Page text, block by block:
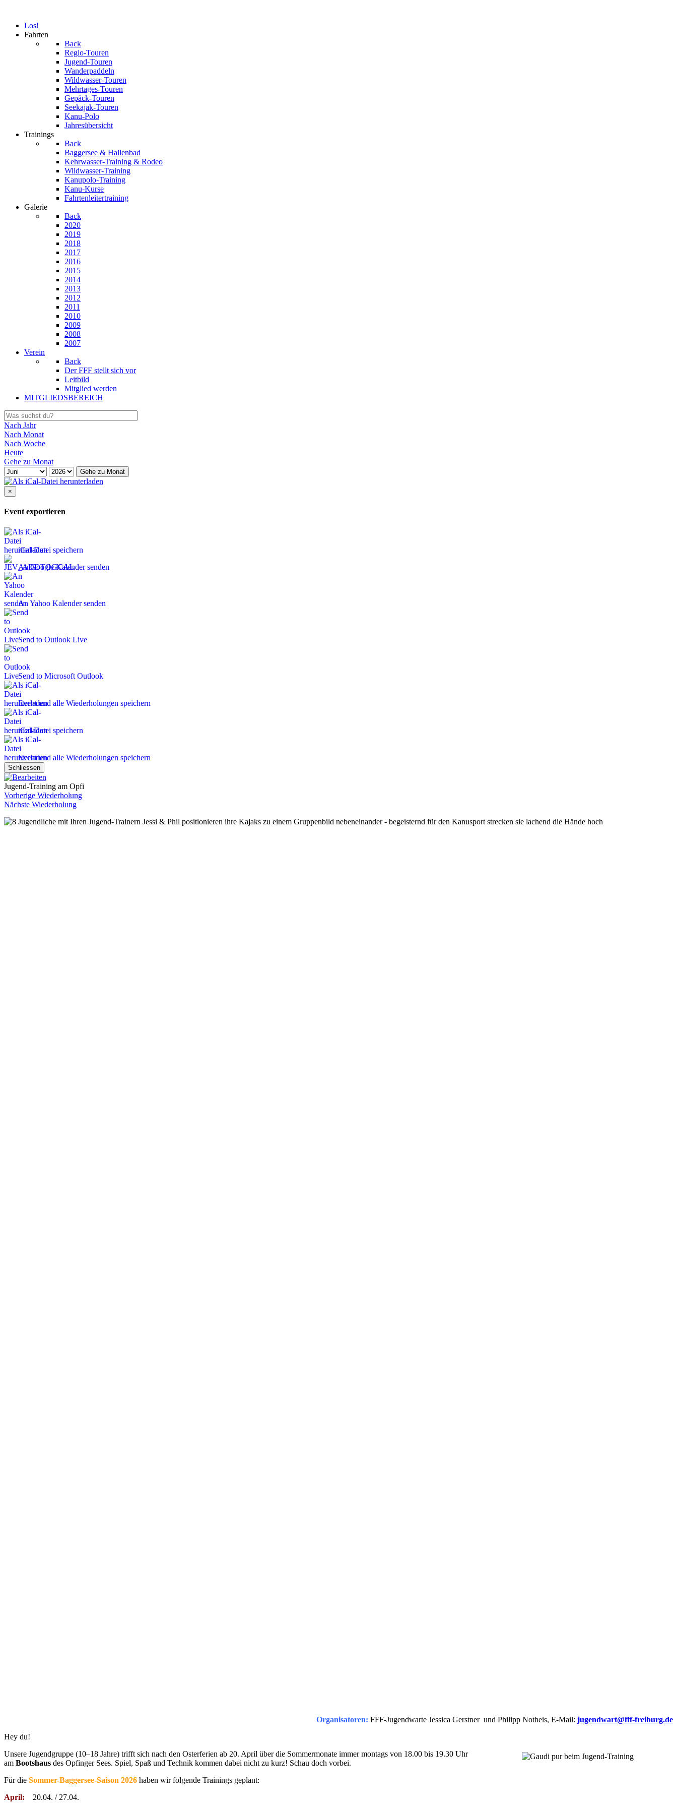
Los!
Fahrten
Back
Regio-Touren
Jugend-Touren
Wanderpaddeln
Wildwasser-Touren
Mehrtages-Touren
Gepäck-Touren
Seekajak-Touren
Kanu-Polo
Jahresübersicht
Trainings
Back
Baggersee & Hallenbad
Kehrwasser-Training & Rodeo
Wildwasser-Training
Kanupolo-Training
Kanu-Kurse
Fahrtenleitertraining
Galerie
Back
2020
2019
2018
2017
2016
2015
2014
2013
2012
2011
2010
2009
2008
2007
Verein
Back
Der FFF stellt sich vor
Leitbild
Mitglied werden
MITGLIEDSBEREICH
Nach Jahr
Nach Monat
Nach Woche
Heute
Gehe zu Monat
Gehe zu Monat
×
Event exportieren
iCal-Datei speichern
An Google Kalender senden
An Yahoo Kalender senden
Send to Outlook Live
Send to Microsoft Outlook
Event und alle Wiederholungen speichern
iCal-Datei speichern
Event und alle Wiederholungen speichern
Schliessen
Jugend-Training am Opfi
Vorherige Wiederholung
Nächste Wiederholung
Organisatoren: FFF-Jugendwarte Jessica Gerstner und Philipp Notheis, E-Mail: jugendwart@fff-freiburg.de
Hey du!
Unsere Jugendgruppe (10–18 Jahre) trifft sich nach den Osterferien ab 20. April über die Sommermonate immer montags von 18.00 bis 19.30 Uhr
am Bootshaus des Opfinger Sees. Spiel, Spaß und Technik kommen dabei nicht zu kurz! Schau doch vorbei.
Für die Sommer-Baggersee-Saison 2026 haben wir folgende Trainings geplant:
April: 20.04. / 27.04.